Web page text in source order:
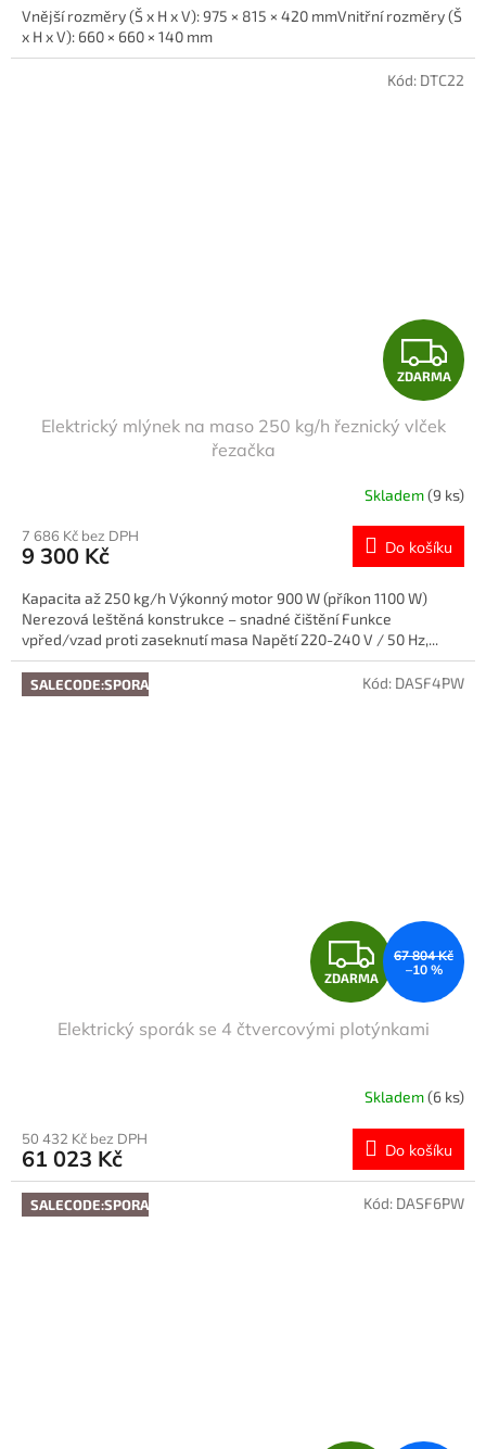
Vnější rozměry (Š x H x V): 975 × 815 × 420 mmVnitřní rozměry (Š
x H x V): 660 × 660 × 140 mm
Z
D
A
R
M
A
ZDARMA
Elektrický mlýnek na maso 250 kg/h řeznický vlček
řezačka
Skladem(9 ks)
7 686 Kč bez DPH
9 300 Kč Do košíku
Kapacita až 250 kg/h Výkonný motor 900 W (příkon 1100 W)
Nerezová leštěná konstrukce – snadné čištění Funkce
vpřed/vzad proti zaseknutí masa Napětí 220-240 V / 50 Hz,...
Kód: DTC22
SALECODE:SPORAK10:10:%
Z
D
A
R
M
A
ZDARMA
67 804 Kč
–10 %
Elektrický sporák se 4 čtvercovými plotýnkami
Skladem(6 ks)
50 432 Kč bez DPH
61 023 Kč Do košíku
Kód: DASF4PW
SALECODE:SPORAK10:10:% Kód: DASF6PW